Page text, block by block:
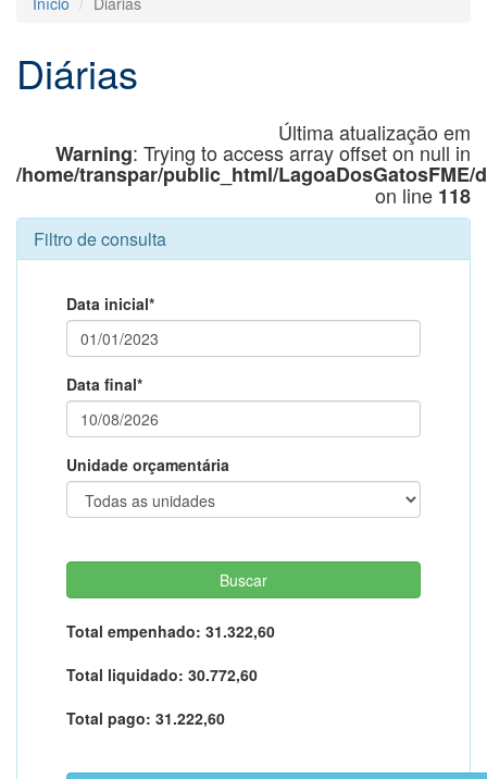
Diárias
Última atualização em
Warning: Trying to access array offset on null in
/home/transpar/public_html/LagoaDosGatosFME/
on line 118
Filtro de consulta
Data inicial*
Data final*
Unidade orçamentária
Total empenhado: 31.322,60
Total liquidado: 30.772,60
Total pago: 31.222,60